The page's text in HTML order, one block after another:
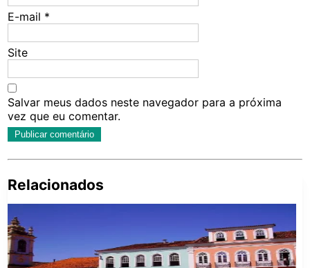
E-mail *
Site
Salvar meus dados neste navegador para a próxima
vez que eu comentar.
Relacionados